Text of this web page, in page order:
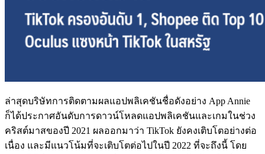
ล่าสุดบริษัทการติดตามผลแอปพลิเคชันชื่อดังอย่าง App Annie
ก็ได้ประกาศอันดับการดาวน์โหลดแอปพลิเคชันและเกมในช่วง
คริสต์มาสของปี 2021 ผลออกมาว่า TikTok ยังคงเติบโตอย่างต่อ
เนื่อง และมีแนวโน้มที่จะเติบโตต่อไปในปี 2022 ที่จะถึงนี้ โดย